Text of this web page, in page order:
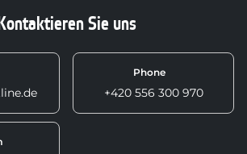
Sie uns
Phone
+420 556 300 970